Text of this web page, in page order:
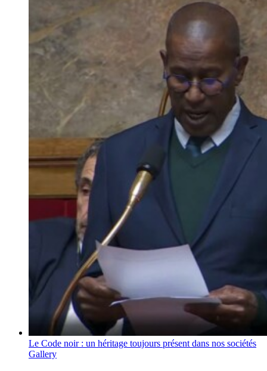
Le Code noir : un héritage toujours présent dans nos sociétés
Gallery